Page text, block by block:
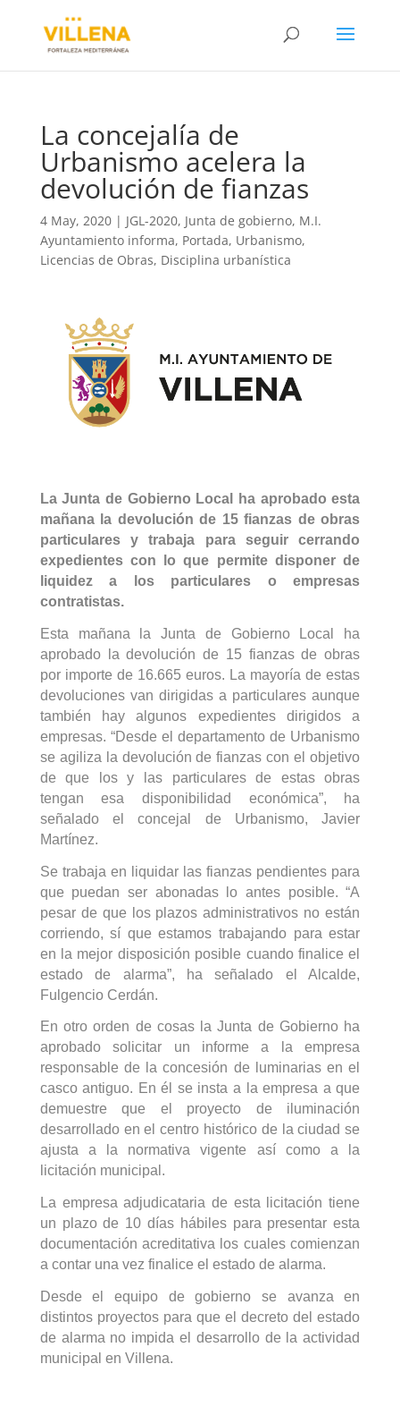
La concejalía de
Urbanismo acelera la
devolución de fianzas
4 May, 2020| JGL-2020, Junta de gobierno, M.I.
Ayuntamiento informa, Portada, Urbanismo,
Licencias de Obras, Disciplina urbanística
La Junta de Gobierno Local ha aprobado esta
mañana la devolución de 15 fianzas de obras
particulares y trabaja para seguir cerrando
expedientes con lo que permite disponer de
liquidez a los particulares o empresas
contratistas.
Esta mañana la Junta de Gobierno Local ha
aprobado la devolución de 15 fianzas de obras
por importe de 16.665 euros. La mayoría de estas
devoluciones van dirigidas a particulares aunque
también hay algunos expedientes dirigidos a
empresas. “Desde el departamento de Urbanismo
se agiliza la devolución de fianzas con el objetivo
de que los y las particulares de estas obras
tengan esa disponibilidad económica”, ha
señalado el concejal de Urbanismo, Javier
Martínez.
Se trabaja en liquidar las fianzas pendientes para
que puedan ser abonadas lo antes posible. “A
pesar de que los plazos administrativos no están
corriendo, sí que estamos trabajando para estar
en la mejor disposición posible cuando finalice el
estado de alarma”, ha señalado el Alcalde,
Fulgencio Cerdán.
En otro orden de cosas la Junta de Gobierno ha
aprobado solicitar un informe a la empresa
responsable de la concesión de luminarias en el
casco antiguo. En él se insta a la empresa a que
demuestre que el proyecto de iluminación
desarrollado en el centro histórico de la ciudad se
ajusta a la normativa vigente así como a la
licitación municipal .
La empresa adjudicataria de esta licitación tiene
un plazo de 10 días hábiles para presentar esta
documentación acreditativa los cuales comienzan
a contar una vez finalice el estado de alarma.
Desde el equipo de gobierno se avanza en
distintos proyectos para que el decreto del estado
de alarma no impida el desarrollo de la actividad
municipal en Villena.